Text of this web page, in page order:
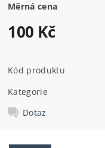
Měrná cena
100 Kč
Kód produktu
Kategorie
Dotaz